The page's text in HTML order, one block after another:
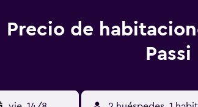
Precio de
Passi